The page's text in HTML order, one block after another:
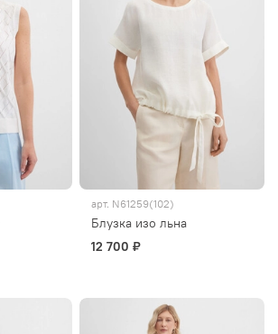
арт. N61259(102)
Блузка изо льна
12 700 ₽